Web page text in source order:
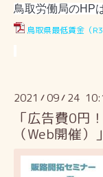
鳥取労働局のHP
鳥取県最低賃金（
2021 /09/ 24
「広告費0円
（Web開催